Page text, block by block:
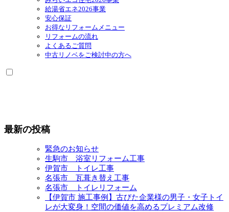
給湯省エネ2026事業
安心保証
お得なリフォームメニュー
リフォームの流れ
よくあるご質問
中古リノベをご検討中の方へ
最新の投稿
緊急のお知らせ
生駒市 浴室リフォーム工事
伊賀市 トイレ工事
名張市 瓦葺き替え工事
名張市 トイレリフォーム
【伊賀市 施工事例】古びた企業様の男子・女子トイ
レが大変身！空間の価値を高めるプレミアム改修